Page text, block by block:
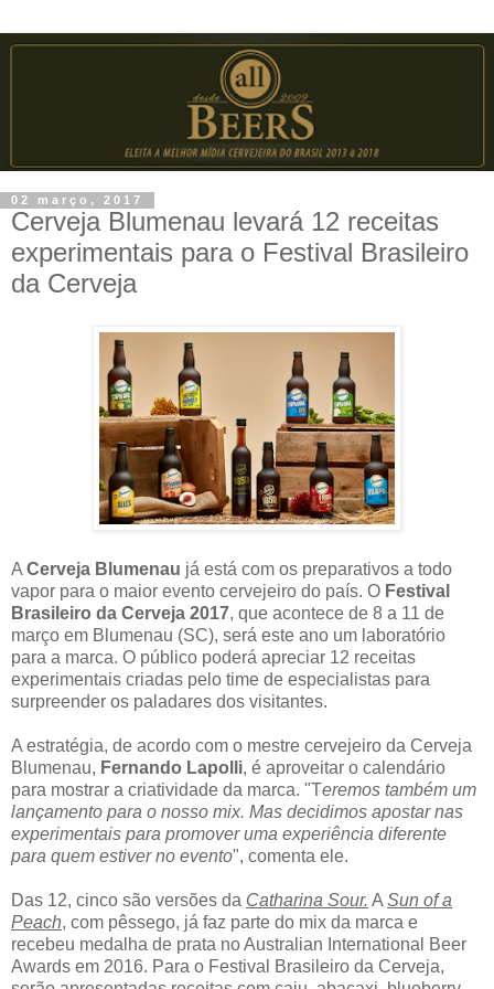
02 março, 2017
Cerveja Blumenau levará 12 receitas
experimentais para o Festival Brasileiro
da Cerveja
A Cerveja Blumenau já está com os preparativos a todo
vapor para o maior evento cervejeiro do país. O Festival
Brasileiro da Cerveja 2017, que acontece de 8 a 11 de
março em Blumenau (SC), será este ano um laboratório
para a marca. O público poderá apreciar 12 receitas
experimentais criadas pelo time de especialistas para
surpreender os paladares dos visitantes.
A estratégia, de acordo com o mestre cervejeiro da Cerveja
Blumenau, Fernando Lapolli, é aproveitar o calendário
para mostrar a criatividade da marca. "Teremos também um
lançamento para o nosso mix. Mas decidimos apostar nas
experimentais para promover uma experiência diferente
para quem estiver no evento", comenta ele.
Das 12, cinco são versões da Catharina Sour. A Sun of a
Peach, com pêssego, já faz parte do mix da marca e
recebeu medalha de prata no Australian International Beer
Awards em 2016. Para o Festival Brasileiro da Cerveja,